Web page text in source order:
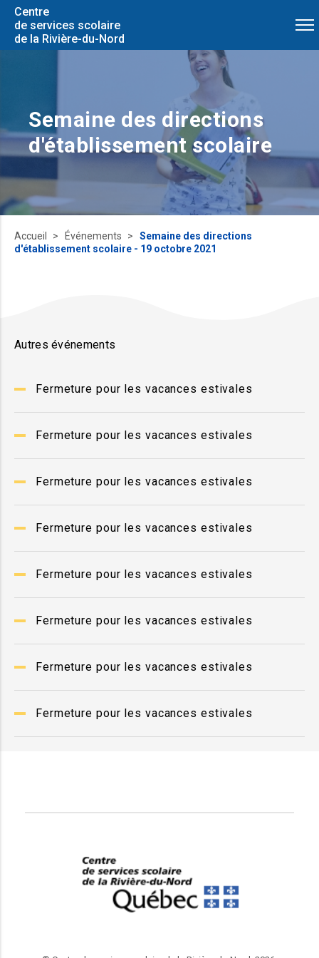
Centre
de services scolaire
de la Rivière-du-Nord
Semaine des directions
d'établissement scolaire
Autres événements
Fermeture pour les vacances estivales
Fermeture pour les vacances estivales
Fermeture pour les vacances estivales
Fermeture pour les vacances estivales
Fermeture pour les vacances estivales
Fermeture pour les vacances estivales
Fermeture pour les vacances estivales
Fermeture pour les vacances estivales
Accueil Événements
Semaine des directions
d'établissement scolaire - 19 octobre 2021